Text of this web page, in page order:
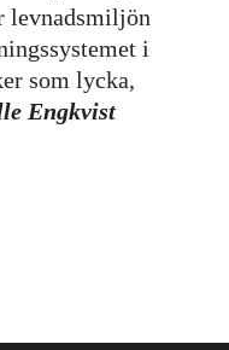
levnadsmiljön
i
som lycka,
Engkvist